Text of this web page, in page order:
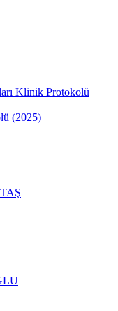
Klinik Protokolü
(2025)